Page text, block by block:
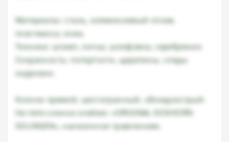
Материалы: сталь, алюминиевый сплав,
пластмасса, кожа.
Техника: штамп, литье, шлифовка, серебрение.
Сохранность: потертости, царапины, следы
коррозии.
Клинок прямой, шестигранный, обоюдоострый.
На пяте клинка клеймо: «ORIGINAL EICKHORN
SOLINGEN», нанесенное травлением.